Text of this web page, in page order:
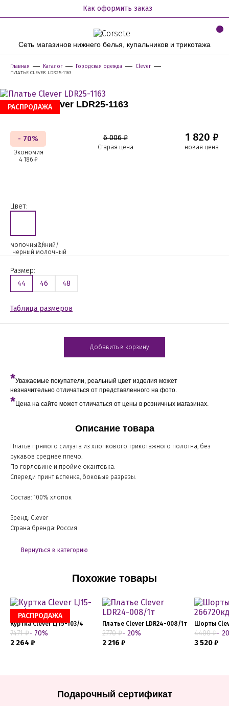
Как оформить заказ
Сеть магазинов нижнего белья, купальников и трикотажа
Главная Каталог Городская одежда
Clever
ПЛАТЬЕ CLEVER LDR25-1163
РАСПРОДАЖА
Платье Clever LDR25-1163
Цвет:
молочный/
черный
синий/
молочный
Размер:
44
46 48
Таблица размеров
- 70%
Экономия
4 186 ₽
6 006 ₽
Старая цена
1 820 ₽
новая цена
Добавить в корзину
*Уважаемые покупатели, реальный цвет изделия может
незначительно отличаться от представленного на фото.
*Цена на сайте может отличаться от цены в розничных магазинах.
Описание товара
Платье прямого силуэта из хлопкового трикотажного полотна, без
рукавов среднее плечо.
По горловине и пройме окантовка.
Спереди принт вспенка, боковые разрезы.
Состав: 100% хлопок
Бренд: Clever
Страна бренда: Россия
Вернуться в категорию
Похожие товары
РАСПРОДАЖА
Куртка Clever LJ15-103/4
7471 ₽- 70%
2 264 ₽
Платье Clever LDR24-008/1т
2770 ₽- 20%
2 216 ₽
Шорты
4400 ₽-
3 520 ₽
Подарочный сертификат